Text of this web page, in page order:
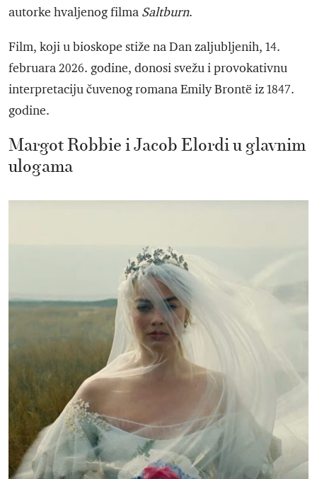
autorke hvaljenog filma Saltburn.
Film, koji u bioskope stiže na Dan zaljubljenih, 14.
februara 2026. godine, donosi svežu i provokativnu
interpretaciju čuvenog romana Emily Brontë iz 1847.
godine.
Margot Robbie i Jacob Elordi u glavnim
ulogama